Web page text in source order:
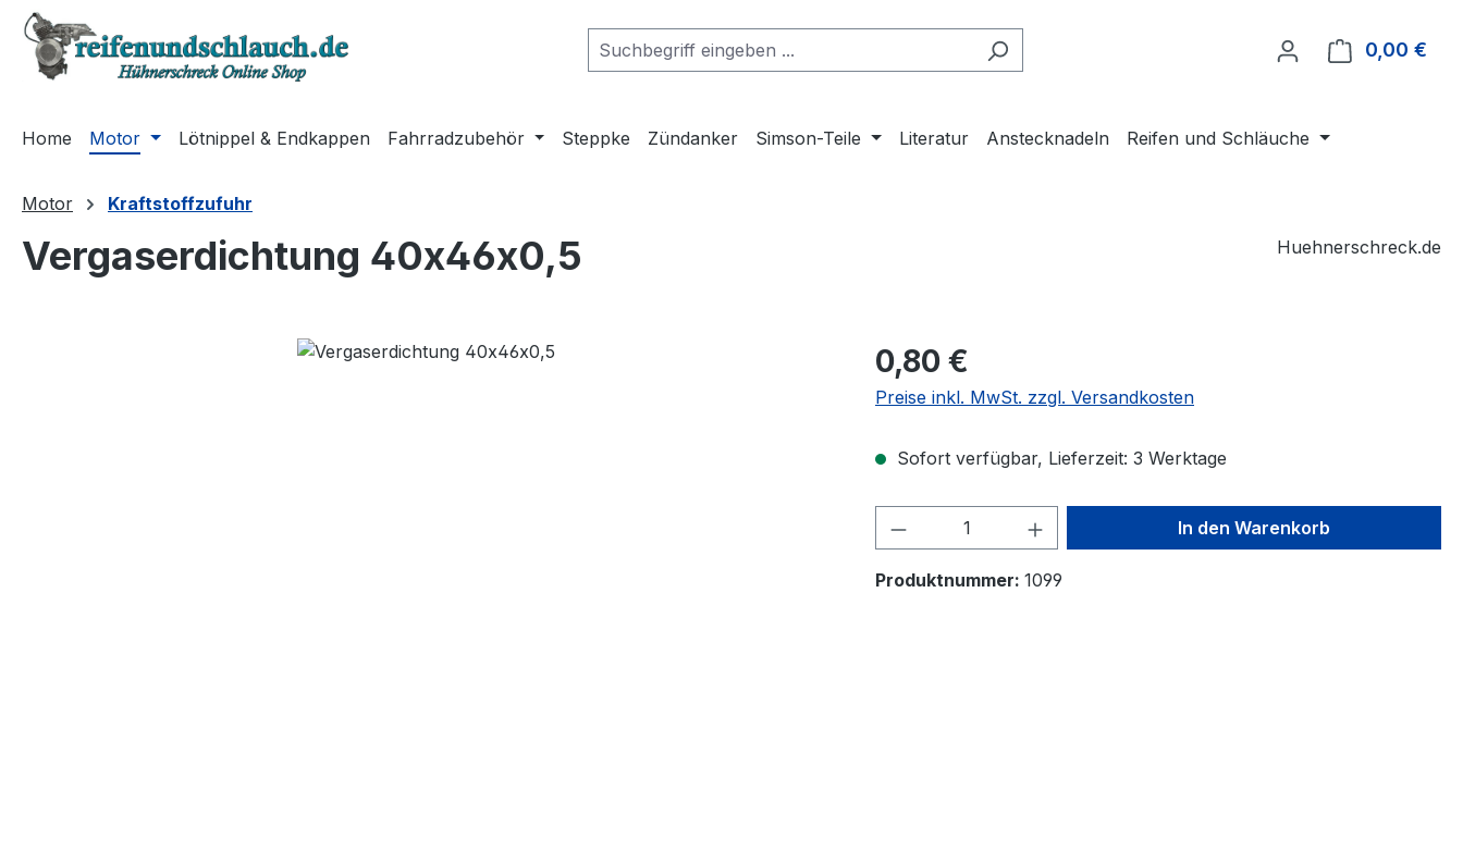
Hauptinhalt springen
Zur Suche springen
Zur Hauptnavigation springen
0,00 €
Home Motor Lötnippel & Endkappen Fahrradzubehör Steppke Zündanker Simson-Teile Literatur Anstecknadeln Reifen und Schläuche
Motor Kraftstoffzufuhr
Vergaserdichtung 40x46x0,5 Huehnerschreck.de
Regulärer Preis:
0,80 €
Preise inkl. MwSt. zzgl. Versandkosten
Sofort verfügbar, Lieferzeit: 3 Werktage
Produkt Anzahl: Gib den gewünschten Wert
In den Warenkorb
Produktnummer: 1099